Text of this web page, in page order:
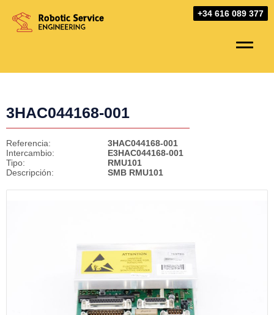
content
+34 616 089 377
3HAC044168-001
Referencia:
3HAC044168-001
Intercambio:
E3HAC044168-001
Tipo:
RMU101
Descripción:
SMB RMU101